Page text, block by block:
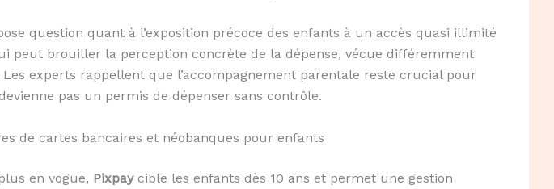
question quant à l’exposition précoce des enfants à un accès quasi illimité
peut brouiller la perception concrète de la dépense, vécue différemment
experts rappellent que l’accompagnement parentale reste crucial pour
pas un permis de dépenser sans contrôle.
de cartes bancaires et néobanques pour enfants
en vogue, Pixpaycible les enfants dès 10 ans et permet une gestion